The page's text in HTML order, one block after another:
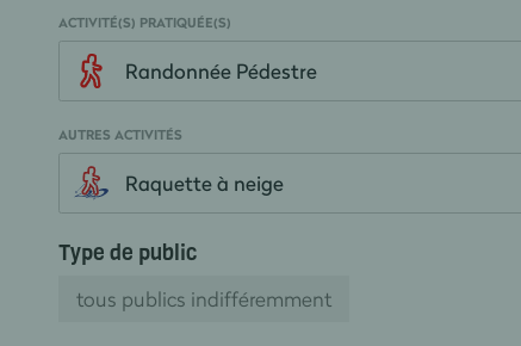
ACTIVITÉ(S) PRATIQUÉE(S)
Randonnée Pédestre
AUTRES ACTIVITÉS
Raquette à neige
Type de public
tous publics indifféremment